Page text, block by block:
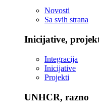
Novosti
Sa svih strana
Inicijative,
Integracija
Inicijative
Projekti
UNHCR, razno